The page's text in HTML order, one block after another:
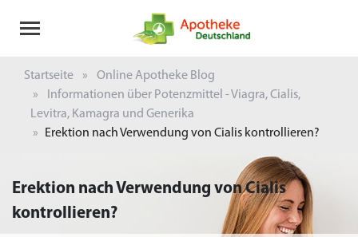
Startseite
Online Apotheke Blog
Informationen über Potenzmittel - Viagra, Cialis,
Levitra, Kamagra und Generika
Erektion nach Verwendung von Cialis kontrollieren?
Erektion nach Verwendung von Cialis
kontrollieren?